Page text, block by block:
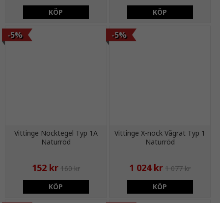
KÖP
KÖP
Vittinge Nocktegel Typ 1A
Naturröd
-5%
152 kr 160 kr
KÖP
Vittinge X-nock Vågrät Typ 1
Naturröd
-5%
1 024 kr 1 077 kr
KÖP